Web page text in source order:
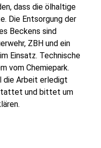
dass die ölhaltige
Die Entsorgung der
Beckens sind
ZBH und ein
Einsatz. Technische
vom Chemiepark.
die Arbeit erledigt
und bittet um